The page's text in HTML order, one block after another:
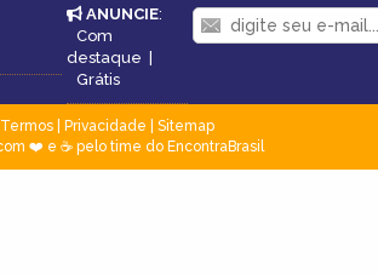
ANUNCIE:
Com
destaque |
Grátis
Termos| Privacidade
Sitemap
❤️ e ☕ pelo time do EncontraBrasil